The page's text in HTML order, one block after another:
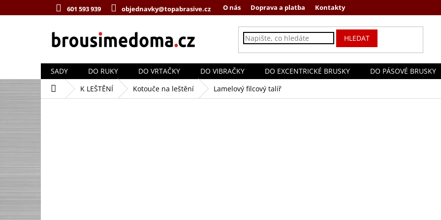
na
601 593 939 objednavky@topabrasive.cz O nás Doprava a platba Kontakty
HLEDAT
SADY DO RUKY DO VRTAČKY DO VIBRAČKY DO EXCENTRICKÉ BRUSKY DO PÁSOVÉ BRUSKY
Domů K LEŠTĚNÍ Kotouče na leštění Lamelový filcový talíř